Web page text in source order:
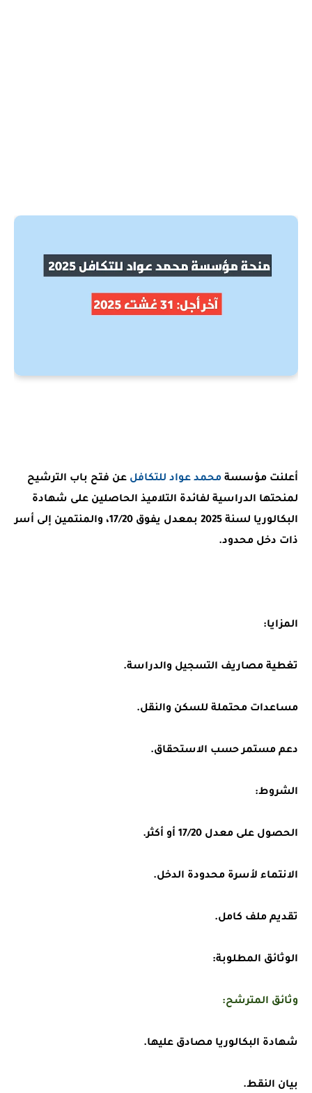
أعلنت مؤسسة محمد عواد للتكافل عن فتح باب الترشيح
لمنحتها الدراسية لفائدة التلاميذ الحاصلين على شهادة
البكالوريا لسنة 2025 بمعدل يفوق 17/20، والمنتمين إلى أسر
ذات دخل محدود.
المزايا:
تغطية مصاريف التسجيل والدراسة.
مساعدات محتملة للسكن والنقل.
دعم مستمر حسب الاستحقاق.
الشروط:
الحصول على معدل 17/20 أو أكثر.
الانتماء لأسرة محدودة الدخل.
تقديم ملف كامل.
الوثائق المطلوبة:
وثائق المترشح:
شهادة البكالوريا مصادق عليها.
بيان النقط.